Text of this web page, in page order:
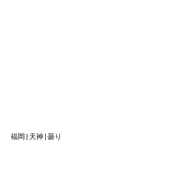
福岡|天神|曇り